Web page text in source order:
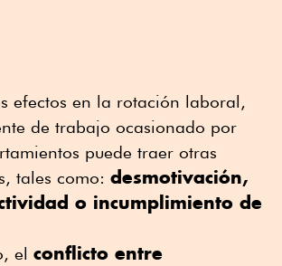
efectos en la rotación laboral,
de trabajo ocasionado por
puede traer otras
tales como: desmotivación,
o incumplimiento de
el conflicto entre